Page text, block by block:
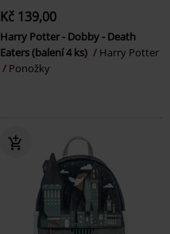
Kč 139,00
Harry Potter - Dobby - Death
Eaters (balení 4 ks)
Harry Potter
Ponožky